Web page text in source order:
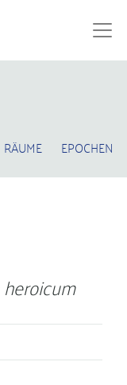
RÄUME EPOCHEN